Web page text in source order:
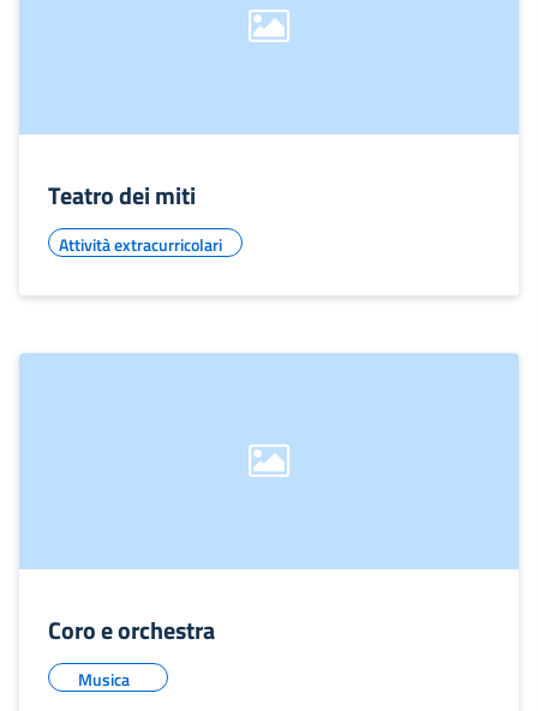
Teatro dei miti
Attività extracurricolari
Coro e orchestra
Musica